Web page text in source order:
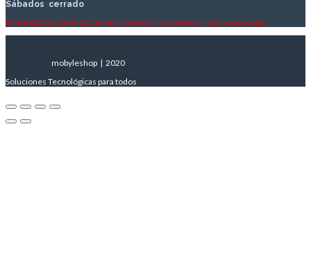
Sábados cerrado
Para todos los Centros Cerrado Festivos Nacionales y Festivos Locales
mobyleshop | 2020
Soluciones Tecnológicas para todos